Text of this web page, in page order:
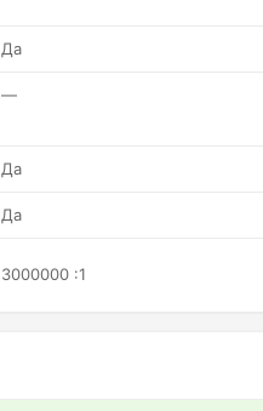
Да
—
Да
Да
3000000 :1